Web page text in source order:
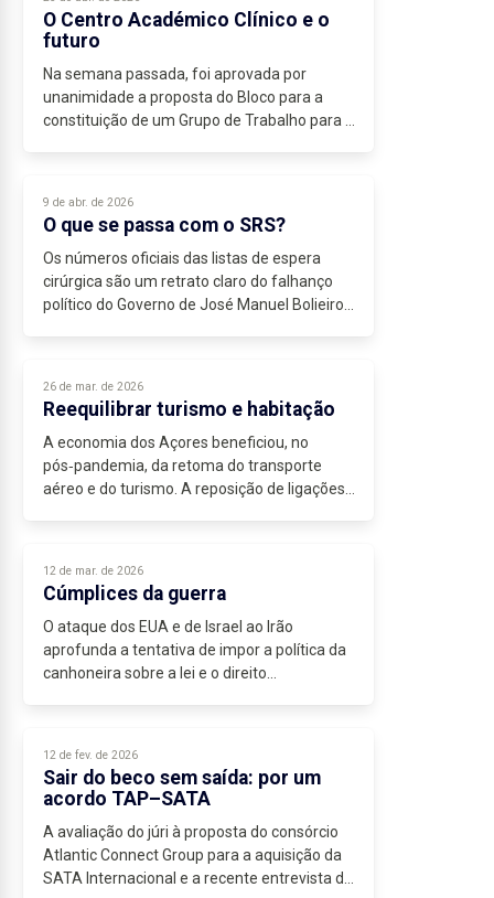
O Centro Académico Clínico e o
futuro
Na semana passada, foi aprovada por
unanimidade a proposta do Bloco para a
constituição de um Grupo de Trabalho para a
9 de abr. de 2026
O que se passa com o SRS?
Os números oficiais das listas de espera
cirúrgica são um retrato claro do falhanço
político do Governo de José Manuel Bolieiro
26 de mar. de 2026
Reequilibrar turismo e habitação
A economia dos Açores beneficiou, no
pós‑pandemia, da retoma do transporte
aéreo e do turismo. A reposição de ligações
12 de mar. de 2026
Cúmplices da guerra
O ataque dos EUA e de Israel ao Irão
aprofunda a tentativa de impor a política da
canhoneira sobre a lei e o direito
12 de fev. de 2026
Sair do beco sem saída: por um
acordo TAP–SATA
A avaliação do júri à proposta do consórcio
Atlantic Connect Group para a aquisição da
SATA Internacional e a recente entrevista do